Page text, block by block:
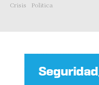
Crisis
Politica